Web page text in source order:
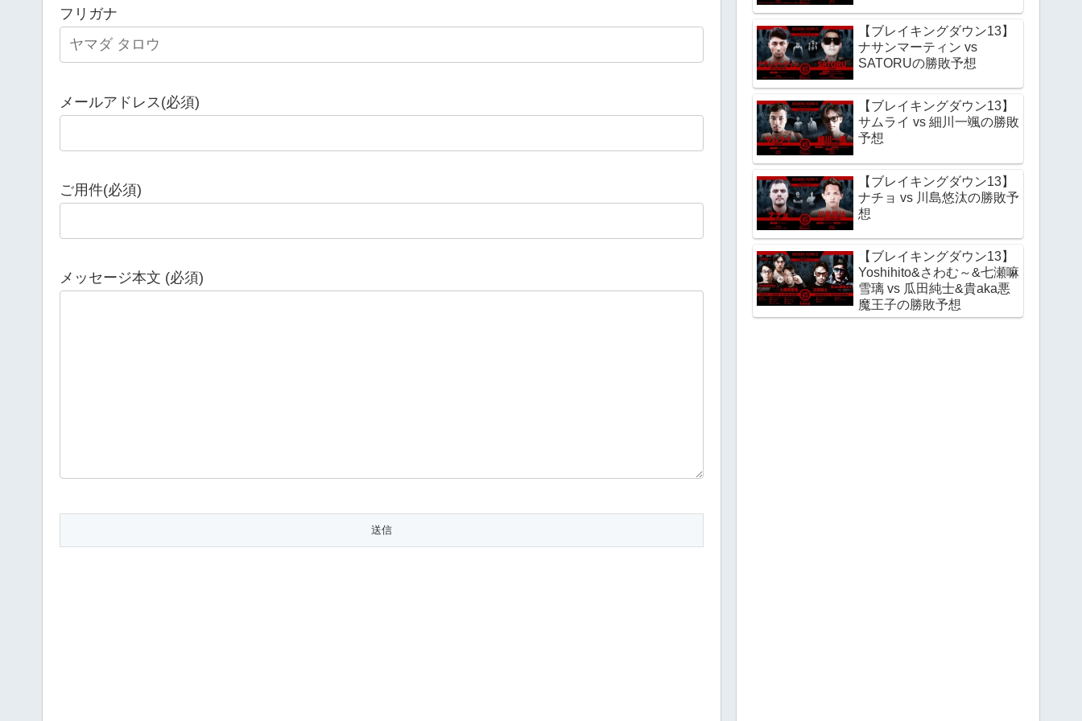
フリガナ
メールアドレス(必須)
ご用件(必須)
メッセージ本文 (必須)
【ブレイキングダウン13】
ナサンマーティン vs
SATORUの勝敗予想
【ブレイキングダウン13】
サムライ vs 細川一颯の勝敗
予想
【ブレイキングダウン13】
ナチョ vs 川島悠汰の勝敗予
想
【ブレイキングダウン13】
Yoshihito&さわむ～&七瀬嘛
雪璃 vs 瓜田純士&貴aka悪
魔王子の勝敗予想